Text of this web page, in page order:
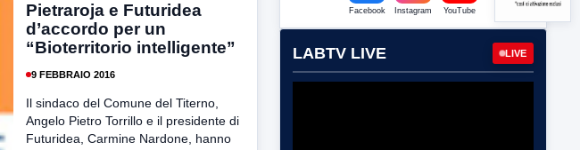
Pietraroja e Futuridea
d’accordo per un
“Bioterritorio intelligente”
9 FEBBRAIO 2016
Il sindaco del Comune del Titerno,
Angelo Pietro Torrillo e il presidente di
Futuridea, Carmine Nardone, hanno
Facebook Instagram YouTube
LABTV LIVE LIVE